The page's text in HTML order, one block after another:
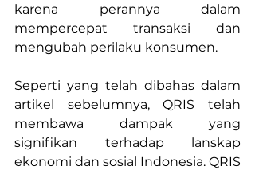
karena perannya dalam
mempercepat transaksi dan
mengubah perilaku konsumen.
Seperti yang telah dibahas dalam
artikel sebelumnya, QRIS telah
membawa dampak yang
signifikan terhadap lanskap
ekonomi dan sosial Indonesia. QRIS